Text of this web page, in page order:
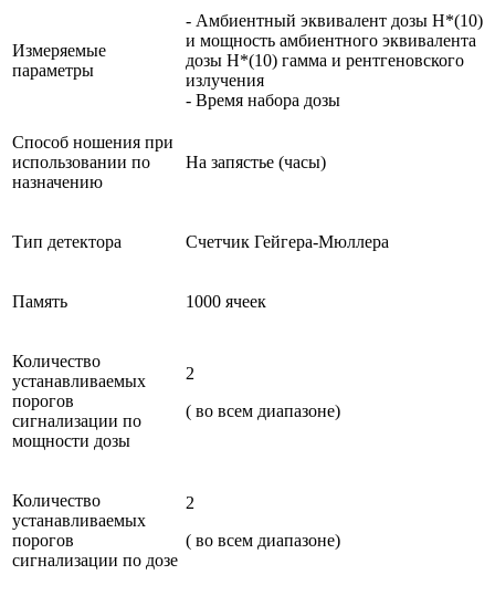
Измеряемые
параметры
- Амбиентный эквивалент дозы H*(10)
и мощность амбиентного эквивалента
дозы H*(10) гамма и рентгеновского
излучения
- Время набора дозы
Способ ношения при
использовании по
назначению
На запястье (часы)
Тип детектора Счетчик Гейгера-Мюллера
Память 1000 ячеек
Количество
устанавливаемых
порогов
сигнализации по
мощности дозы
2
( во всем диапазоне)
Количество
устанавливаемых
порогов
сигнализации по дозе
2
( во всем диапазоне)